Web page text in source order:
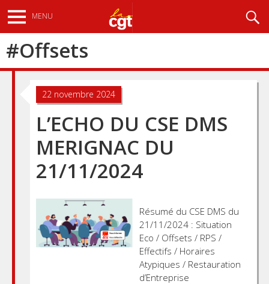
au
contenu
principal
MENU
#Offsets
22 novembre 2024
L’ECHO DU CSE DMS
MERIGNAC DU
21/11/2024
Résumé du CSE DMS du
21/11/2024 : Situation
Eco / Offsets / RPS /
Effectifs / Horaires
Atypiques / Restauration
d’Entreprise